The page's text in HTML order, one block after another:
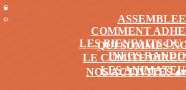
COMMENT
LES BIENFAITS DU
INFOS
.
QUI SOMMES
LE COMITE
LES
NOS ACTIVITES▴▾